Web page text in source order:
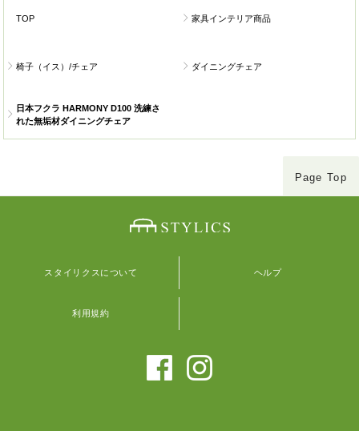
TOP 家具インテリア商品
椅子（イス）/チェア ダイニングチェア
日本フクラ HARMONY D100 洗練さ
れた無垢材ダイニングチェア
Page Top
スタイリクスについて ヘルプ
利用規約